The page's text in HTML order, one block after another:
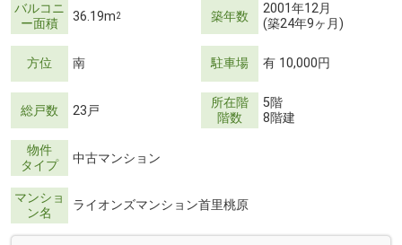
バルコニ
ー面積
36.19m2 築年数
2001年12月
(築24年9ヶ月)
方位 南 駐車場 有 10,000円
総戸数 23戸
所在階
階数
5階
8階建
物件
タイプ
中古マンション
マンショ
ン名
ライオンズマンション首里桃原